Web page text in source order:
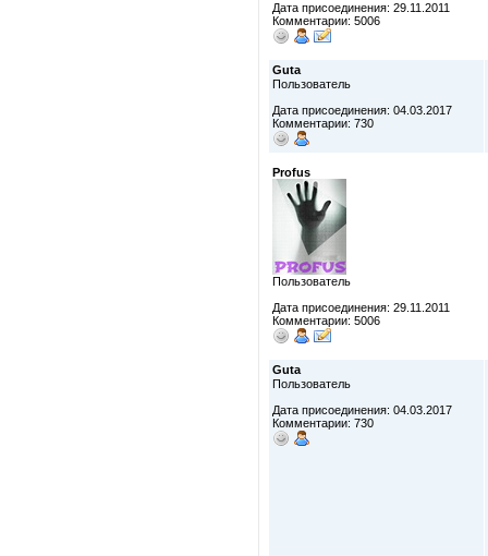
Дата присоединения: 29.11.2011
Комментарии: 5006
Guta
Пользователь
Дата присоединения: 04.03.2017
Комментарии: 730
Profus
Пользователь
Дата присоединения: 29.11.2011
Комментарии: 5006
Guta
Пользователь
Дата присоединения: 04.03.2017
Комментарии: 730